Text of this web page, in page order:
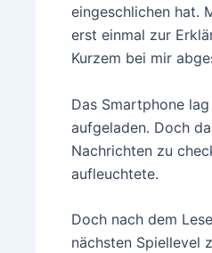
eingeschlichen hat.
erst einmal zur
Kurzem bei mir
Das Smartphone
aufgeladen. Doch
Nachrichten zu
aufleuchtete.
Doch nach dem
nächsten Spiellevel